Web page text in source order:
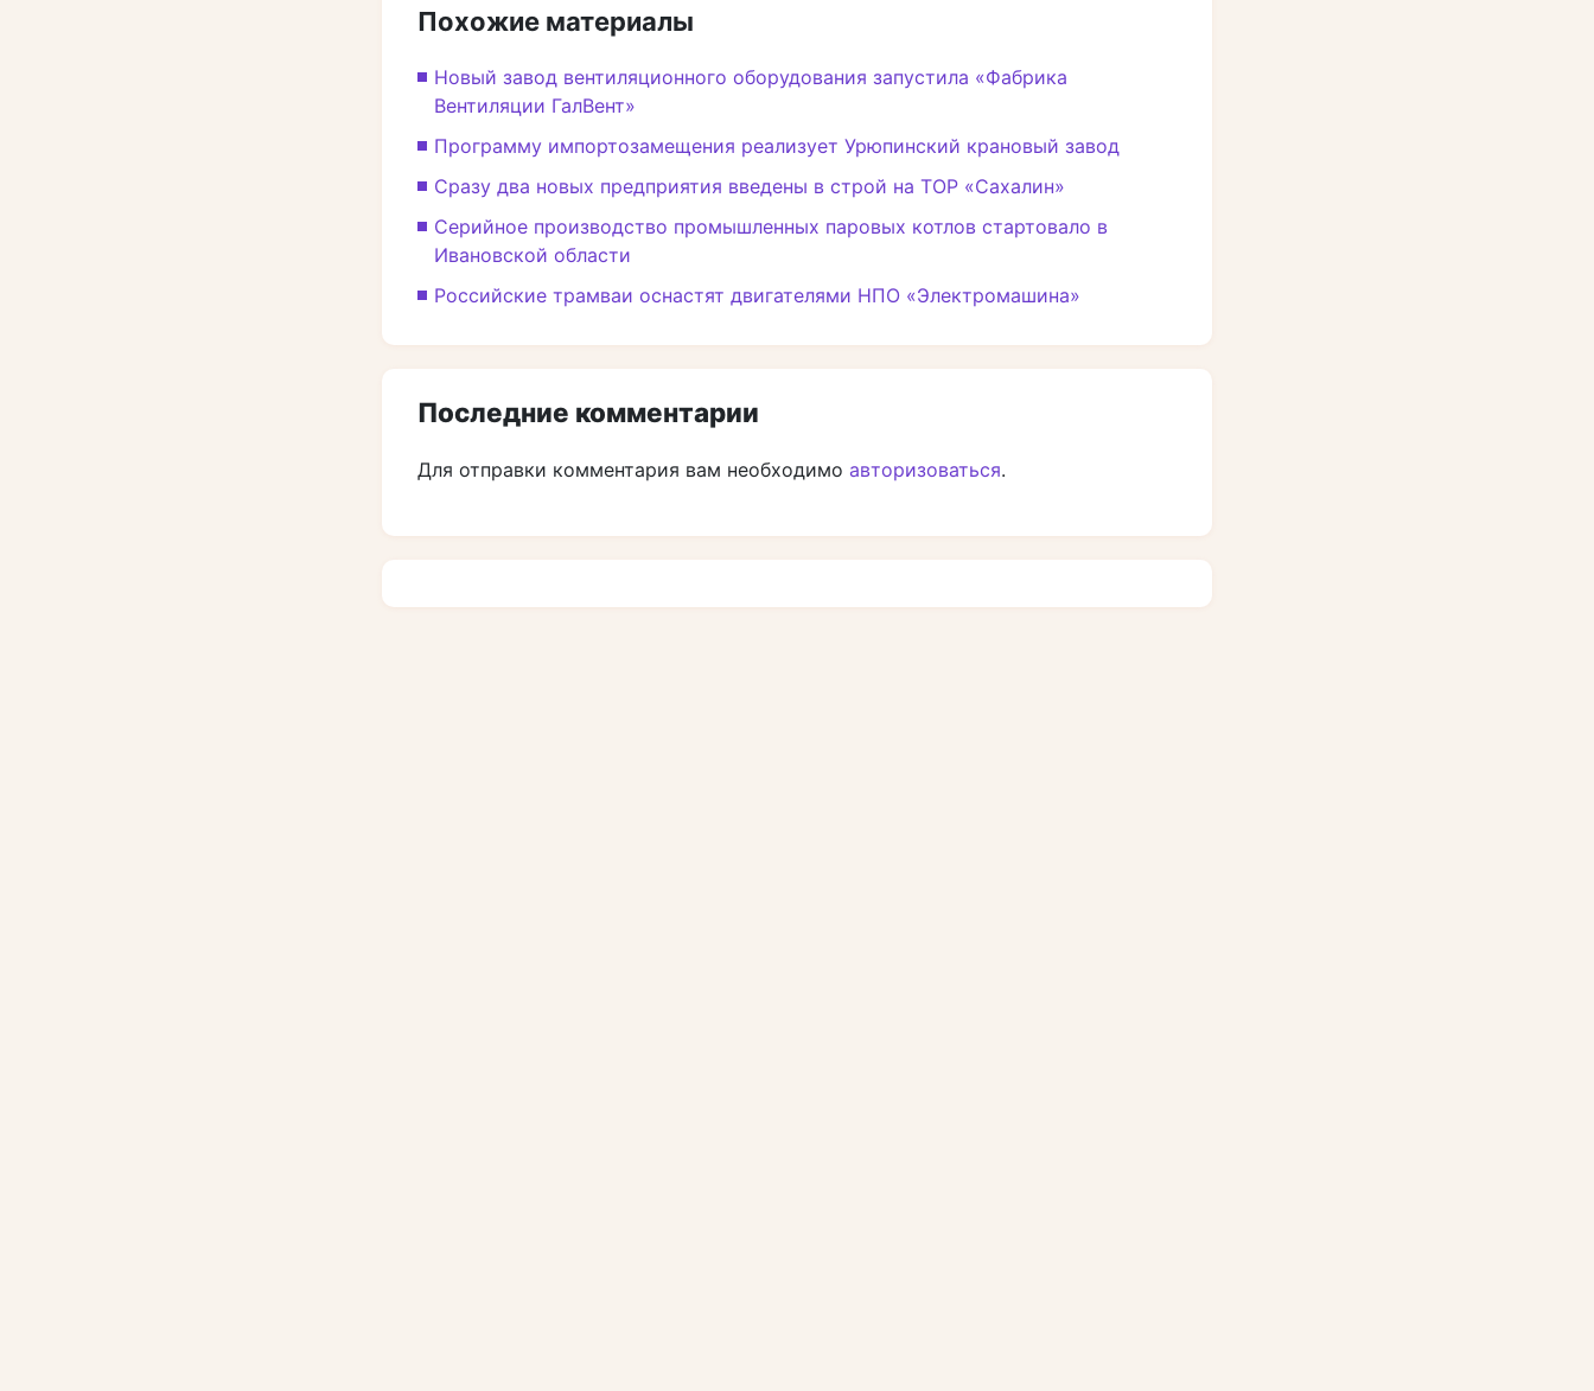
Похожие материалы
Новый завод вентиляционного оборудования запустила «Фабрика
Вентиляции ГалВент»
Программу импортозамещения реализует Урюпинский крановый завод
Сразу два новых предприятия введены в строй на ТОР «Сахалин»
Серийное производство промышленных паровых котлов стартовало в
Ивановской области
Российские трамваи оснастят двигателями НПО «Электромашина»
Последние комментарии
Для отправки комментария вам необходимо авторизоваться.